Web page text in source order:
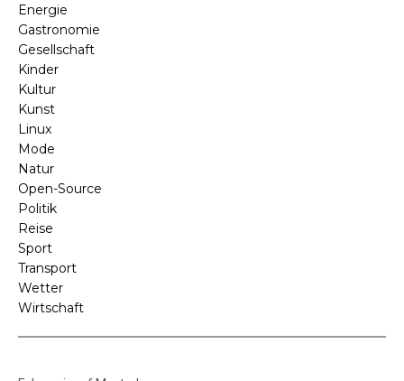
Energie
Gastronomie
Gesellschaft
Kinder
Kultur
Kunst
Linux
Mode
Natur
Open-Source
Politik
Reise
Sport
Transport
Wetter
Wirtschaft